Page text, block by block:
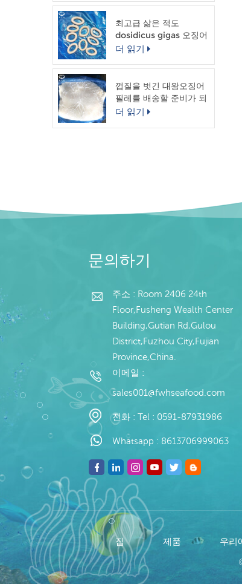
최고급 삶은 적도
dosidicus gigas 오징어
링
더 읽기
껍질을 벗긴 대왕오징어
필레를 배송할 준비가 되
었습니다.
더 읽기
문의하기
주소 : Room 2406 24th
Floor,Fusheng Wealth Center
Building,Gutian Rd,Gulou
District,Fuzhou City,Fujian
Province,China.
이메일 :
sales001@fwhseafood.com
전화 : Tel : 0591-87931986
Whatsapp : 8613706999063
집 제품 우리